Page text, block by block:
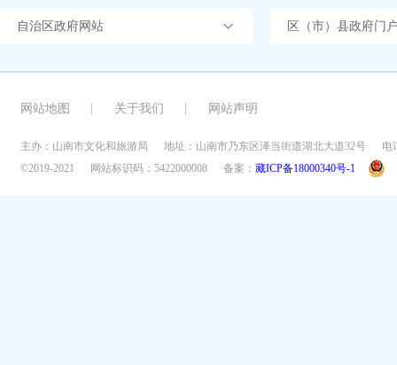
自治区政府网站 区（市）县政府门
网站地图 关于我们 网站声明
主办：山南市文化和旅游局 地址：山南市乃东区泽当街道湖北大道32号
电
©2019-2021
网站标识码：5422000008 备案： 藏ICP备18000340号-1